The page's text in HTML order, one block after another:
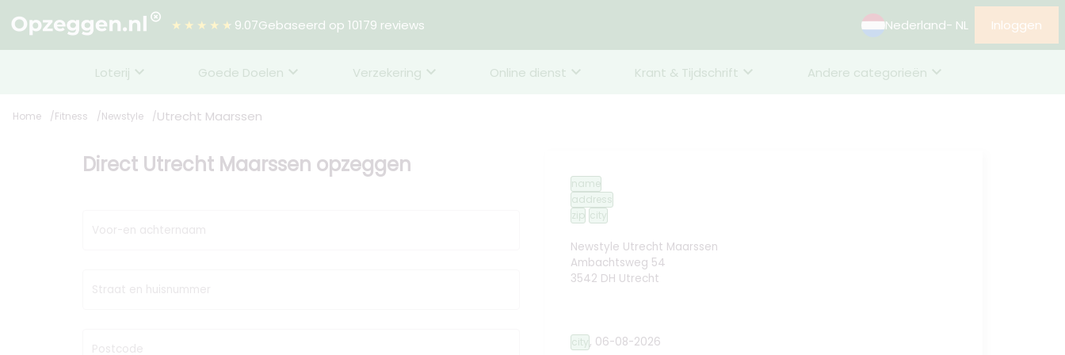
★★★★★ 9.07Gebaseerd op 10179 reviews Nederland- NL Inloggen
Loterij Goede Doelen Verzekering Online dienst Krant & Tijdschrift Andere categorieën
Home Fitness Newstyle Utrecht Maarssen
Direct Utrecht Maarssen opzeggen
Voor-en achternaam
Straat en huisnummer
Postcode
name
address
zip city
Newstyle Utrecht Maarssen
Ambachtsweg 54
3542 DH Utrecht
city, 06-08-2026